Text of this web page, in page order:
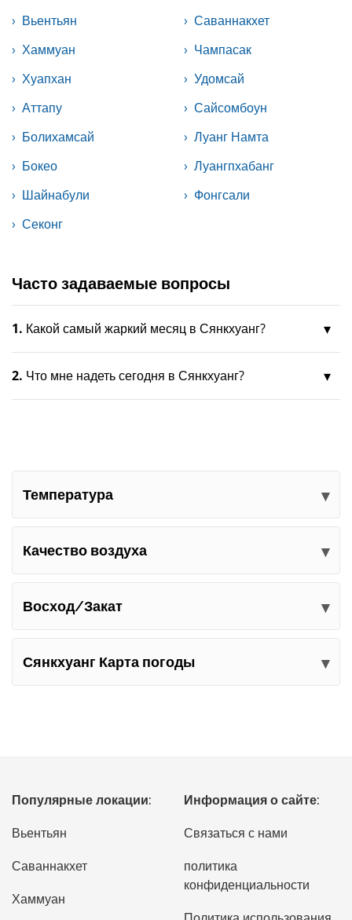
Вьентьян
Саваннакхет
Хаммуан
Чампасак
Хуапхан
Удомсай
Аттапу
Сайсомбоун
Болихамсай
Луанг Намта
Бокео
Луангпхабанг
Шайнабули
Фонгсали
Секонг
Часто задаваемые вопросы
1. Какой самый жаркий месяц в Сянкхуанг?
2. Что мне надеть сегодня в Сянкхуанг?
Температура
Качество воздуха
Восход/Закат
Сянкхуанг Карта погоды
Популярные локации:
Вьентьян
Саваннакхет
Хаммуан
Информация о сайте:
Связаться с нами
политика
конфиденциальности